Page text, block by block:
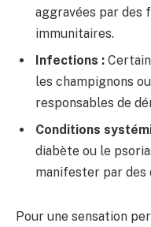
aggravées par des
immunitaires.
Infections :
les champignons
responsables de
Conditions
diabète ou le
manifester par des
Pour une sensation